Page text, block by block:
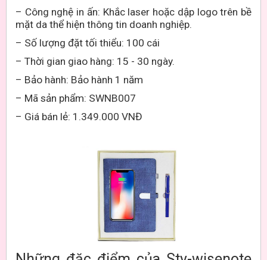
– Công nghệ in ấn: Khắc laser hoặc dập logo trên bề
mặt da thể hiện thông tin doanh nghiệp.
– Số lượng đặt tối thiểu: 100 cái
– Thời gian giao hàng: 15 - 30 ngày.
– Bảo hành: Bảo hành 1 năm
– Mã sản phẩm: SWNB007
– Giá bán lẻ: 1.349.000 VNĐ